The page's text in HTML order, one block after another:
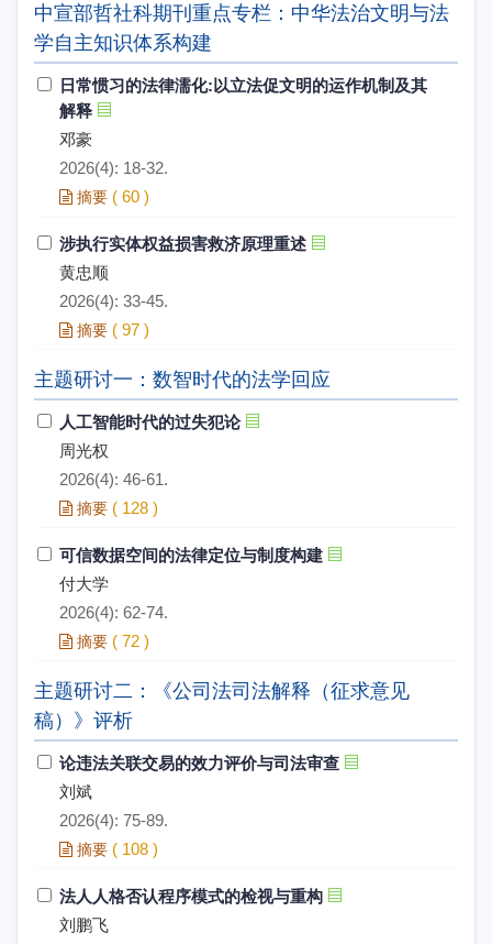
中宣部哲社科期刊重点专栏：中华法治文明与法
学自主知识体系构建
日常惯习的法律濡化:以立法促文明的运作机制及其
解释
邓豪
2026(4): 18-32.
摘要 ( 60 )
涉执行实体权益损害救济原理重述
黄忠顺
2026(4): 33-45.
摘要 ( 97 )
主题研讨一：数智时代的法学回应
人工智能时代的过失犯论
周光权
2026(4): 46-61.
摘要 ( 128 )
可信数据空间的法律定位与制度构建
付大学
2026(4): 62-74.
摘要 ( 72 )
主题研讨二：《公司法司法解释（征求意见
稿）》评析
论违法关联交易的效力评价与司法审查
刘斌
2026(4): 75-89.
摘要 ( 108 )
法人人格否认程序模式的检视与重构
刘鹏飞